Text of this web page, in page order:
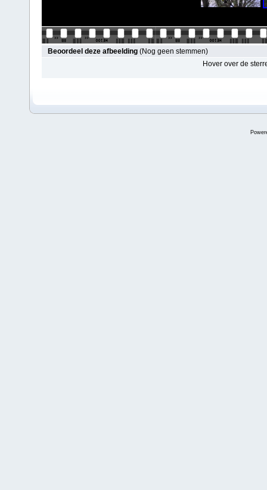
Beoordeel deze afbeelding (Nog geen stemmen)
Hover over de